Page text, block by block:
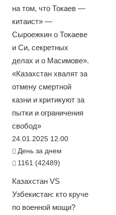
на том, что Токаев —
китаист» —
Сыроежкин о Токаеве
и Си, секретных
делах и о Масимове».
«Казахстан хвалят за
отмену смертной
казни и критикуют за
пытки и ограничения
свобод»
24.01.2025 12:00
День за днем
1161 (42489)
Казахстан VS
Узбекистан: кто круче
по военной мощи?